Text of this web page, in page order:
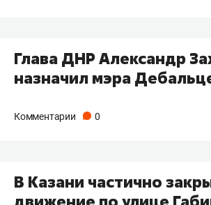
Глава ДНР Александр
назначил мэра
Комментарии 0
В Казани частично